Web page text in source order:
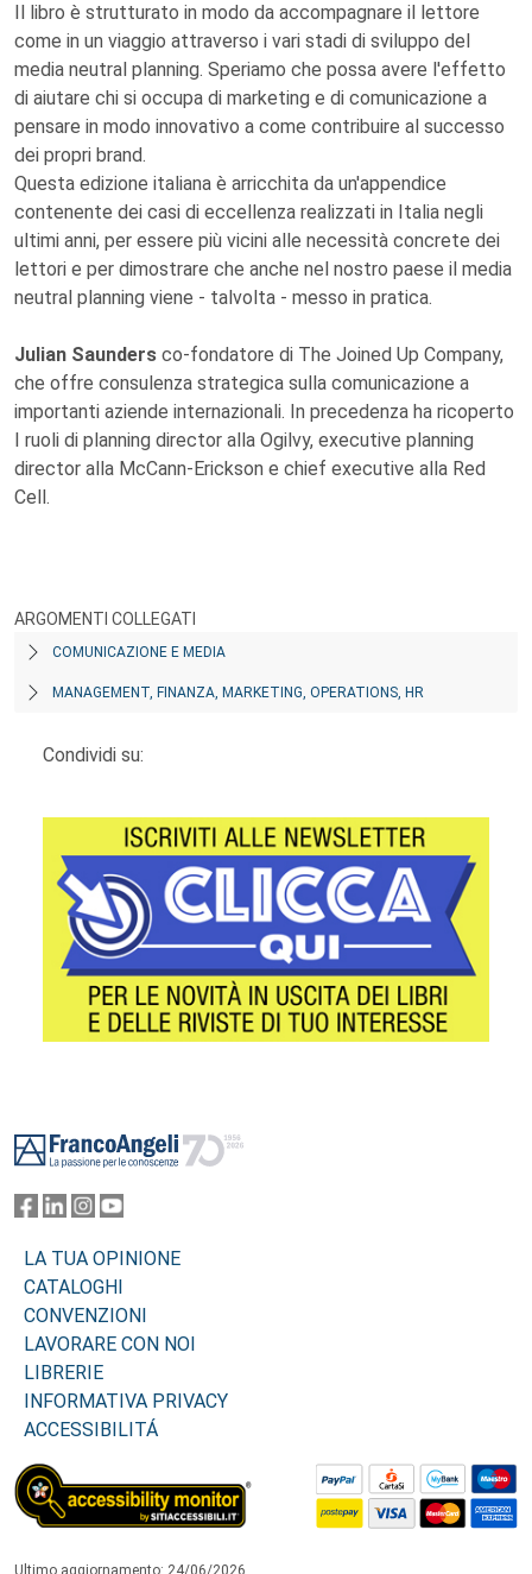
Il libro è strutturato in modo da accompagnare il lettore
come in un viaggio attraverso i vari stadi di sviluppo del
media neutral planning. Speriamo che possa avere l'effetto
di aiutare chi si occupa di marketing e di comunicazione a
pensare in modo innovativo a come contribuire al successo
dei propri brand.
Questa edizione italiana è arricchita da un'appendice
contenente dei casi di eccellenza realizzati in Italia negli
ultimi anni, per essere più vicini alle necessità concrete dei
lettori e per dimostrare che anche nel nostro paese il media
neutral planning viene - talvolta - messo in pratica.
Julian Saunders co-fondatore di The Joined Up Company,
che offre consulenza strategica sulla comunicazione a
importanti aziende internazionali. In precedenza ha ricoperto
I ruoli di planning director alla Ogilvy, executive planning
director alla McCann-Erickson e chief executive alla Red
Cell.
ARGOMENTI COLLEGATI
COMUNICAZIONE E MEDIA
MANAGEMENT, FINANZA, MARKETING, OPERATIONS, HR
Condividi su:
LA TUA OPINIONE
CATALOGHI
CONVENZIONI
LAVORARE CON NOI
LIBRERIE
INFORMATIVA PRIVACY
ACCESSIBILITÁ
Ultimo aggiornamento: 24/06/2026